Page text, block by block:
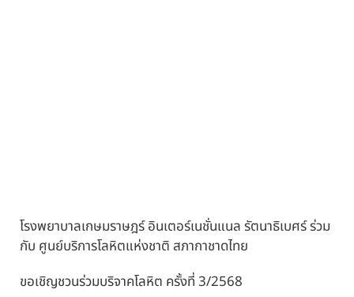
โรงพยาบาลเกษมราษฎร์ อินเตอร์เนชั่นแนล รัตนาธิเบศร์ ร่วม
กับ ศูนย์บริการโลหิตแห่งชาติ สภากาชาดไทย
ขอเชิญชวนร่วมบริจาคโลหิต ครั้งที่ 3/2568